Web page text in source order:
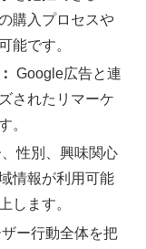
購入プロセスや
能です。
Google広告と連
されたリマーケ
。
性別、興味関心
情報が利用可能
します。
ー行動全体を把